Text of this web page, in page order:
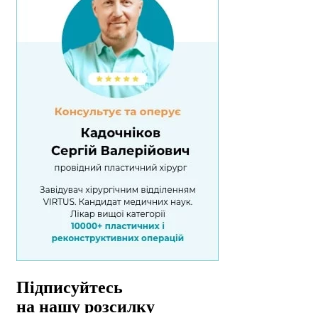
Підписуйтесь
на нашу розсилку